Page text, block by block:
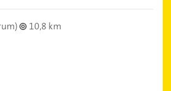
10,8 km